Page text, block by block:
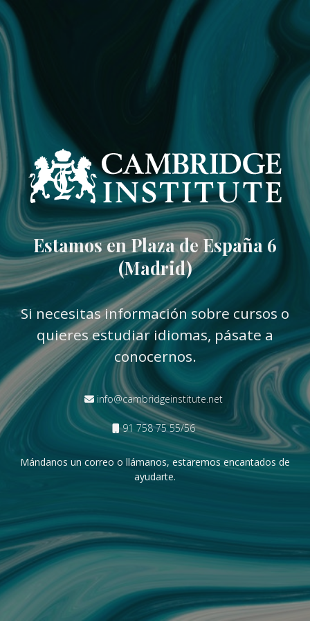
Estamos en Plaza de España 6
(Madrid)
Si necesitas información sobre cursos o
quieres estudiar idiomas, pásate a
conocernos.
info@cambridgeinstitute.net
91 758 75 55/56
Mándanos un correo o llámanos, estaremos encantados de
ayudarte.